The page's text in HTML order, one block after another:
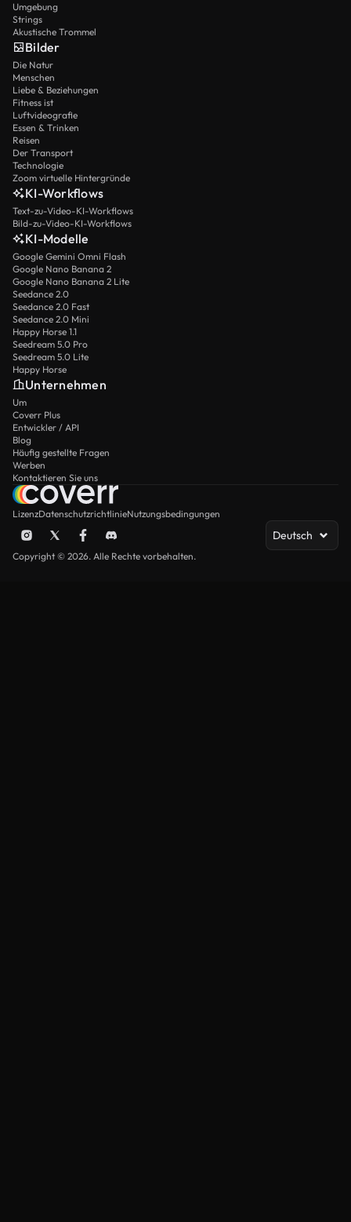
Umgebung
Strings
Akustische Trommel
Bilder
Die Natur
Menschen
Liebe & Beziehungen
Fitness ist
Luftvideografie
Essen & Trinken
Reisen
Der Transport
Technologie
Zoom virtuelle Hintergründe
KI-Workflows
Text-zu-Video-KI-Workflows
Bild-zu-Video-KI-Workflows
KI-Modelle
Google Gemini Omni Flash
Google Nano Banana 2
Google Nano Banana 2 Lite
Seedance 2.0
Seedance 2.0 Fast
Seedance 2.0 Mini
Happy Horse 1.1
Seedream 5.0 Pro
Seedream 5.0 Lite
Happy Horse
Unternehmen
Um
Coverr Plus
Entwickler / API
Blog
Häufig gestellte Fragen
Werben
Kontaktieren Sie uns
LizenzDatenschutzrichtlinieNutzungsbedingungen
Deutsch
Copyright © 2026. Alle Rechte vorbehalten.